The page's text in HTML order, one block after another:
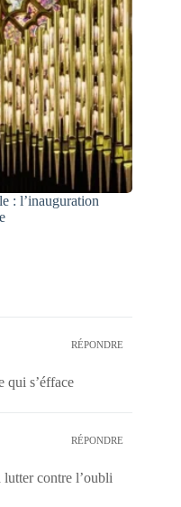
: l’inauguration
RÉPONDRE
qui s’éfface
RÉPONDRE
contre l’oubli